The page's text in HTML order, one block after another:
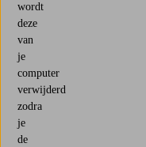
wordt
deze
van
je
computer
verwijderd
zodra
je
de